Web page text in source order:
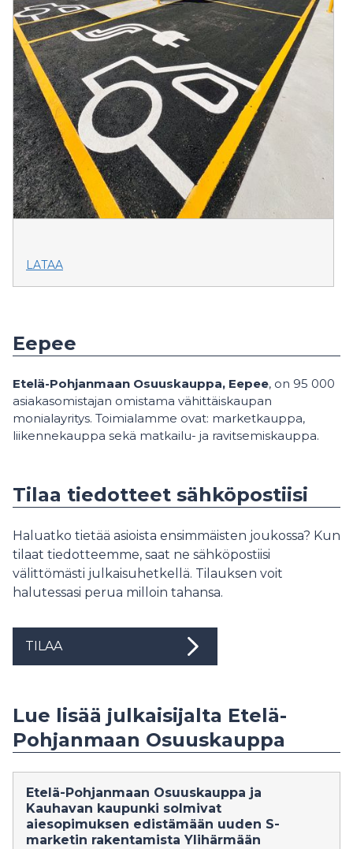
LATAA
Eepee
Etelä-Pohjanmaan Osuuskauppa, Eepee, on 95 000
asiakasomistajan omistama vähittäiskaupan
monialayritys. Toimialamme ovat: marketkauppa,
liikennekauppa sekä matkailu- ja ravitsemiskauppa.
Tilaa tiedotteet sähköpostiisi
Haluatko tietää asioista ensimmäisten joukossa? Kun
tilaat tiedotteemme, saat ne sähköpostiisi
välittömästi julkaisuhetkellä. Tilauksen voit
halutessasi perua milloin tahansa.
TILAA
Lue lisää julkaisijalta Etelä-
Pohjanmaan Osuuskauppa
Etelä-Pohjanmaan Osuuskauppa ja
Kauhavan kaupunki solmivat
aiesopimuksen edistämään uuden S-
marketin rakentamista Ylihärmään